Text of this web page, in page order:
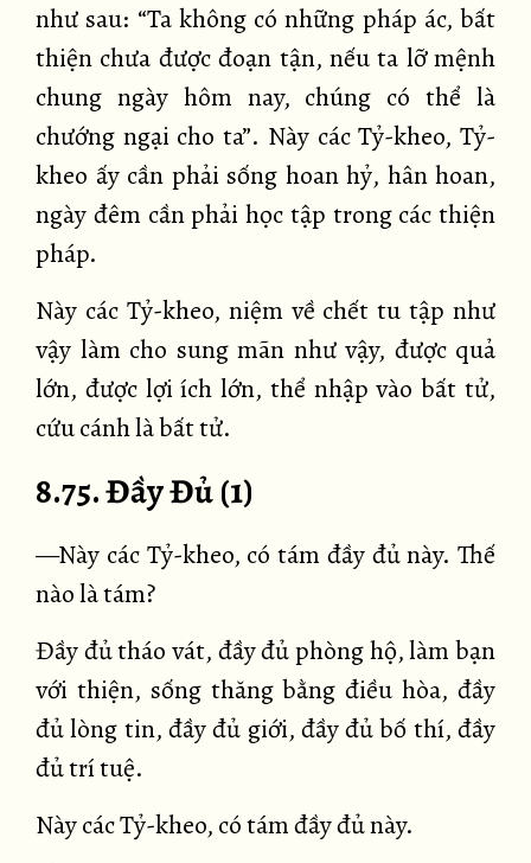
như sau: “Ta không có những pháp ác, bất
thiện chưa được đoạn tận, nếu ta lỡ mệnh
chung ngày hôm nay, chúng có thể là
chướng ngại cho ta”. Này các Tỷ-kheo, Tỷ-
kheo ấy cần phải sống hoan hỷ, hân hoan,
ngày đêm cần phải học tập trong các thiện
pháp.
Này các Tỷ-kheo, niệm về chết tu tập như
vậy làm cho sung mãn như vậy, được quả
lớn, được lợi ích lớn, thể nhập vào bất tử,
cứu cánh là bất tử.
8.75. Đầy Đủ (1)
—Này các Tỷ-kheo, có tám đầy đủ này. Thế
nào là tám?
Đầy đủ tháo vát, đầy đủ phòng hộ, làm bạn
với thiện, sống thăng bằng điều hòa, đầy
đủ lòng tin, đầy đủ giới, đầy đủ bố thí, đầy
đủ trí tuệ.
Này các Tỷ-kheo, có tám đầy đủ này.